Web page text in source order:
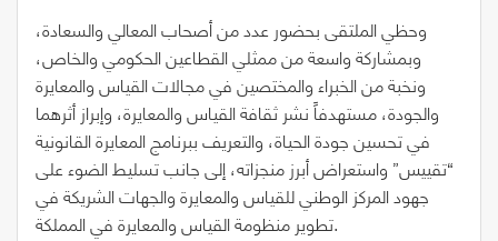
وحظي الملتقى بحضور عدد من أصحاب المعالي والسعادة،
وبمشاركة واسعة من ممثلي القطاعين الحكومي والخاص،
ونخبة من الخبراء والمختصين في مجالات القياس والمعايرة
والجودة، مستهدفاً نشر ثقافة القياس والمعايرة، وإبراز أثرهما
في تحسين جودة الحياة، والتعريف ببرنامج المعايرة القانونية
“تقييس” واستعراض أبرز منجزاته، إلى جانب تسليط الضوء على
جهود المركز الوطني للقياس والمعايرة والجهات الشريكة في
تطوير منظومة القياس والمعايرة في المملكة.